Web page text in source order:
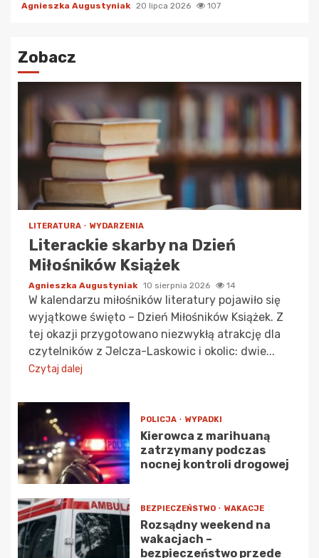
Agnieszka Augustyniak 20 lipca 2026 107
Zobacz
LITERATURA WYDARZENIA
Literackie skarby na Dzień
Miłośników Książek
Agnieszka Augustyniak 10 sierpnia 2026 14
W kalendarzu miłośników literatury pojawiło się
wyjątkowe święto – Dzień Miłośników Książek. Z
tej okazji przygotowano niezwykłą atrakcję dla
czytelników z Jelcza-Laskowic i okolic: dwie...
Czytaj dalej
POLICJA WYPADKI
Kierowca z marihuaną
zatrzymany podczas
nocnej kontroli drogowej
BEZPIECZEŃSTWO WAKACJE
Rozsądny weekend na
wakacjach –
bezpieczeństwo przede